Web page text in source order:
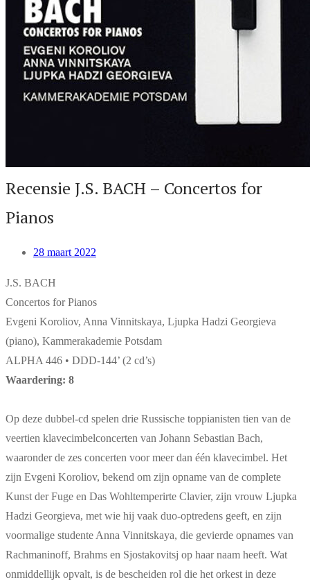
Recensie J.S. BACH – Concertos for
Pianos
28 maart 2022
J.S. BACH
Concertos for Pianos
Evgeni Koroliov, Anna Vinnitskaya, Ljupka Hadzi Georgieva
(piano), Kammerakademie Potsdam
ALPHA 446 • DDD-144’ (2 cd’s)
Waardering: 8
Op deze dubbel-cd spelen drie Russische toppianisten tien van de
veertien klavecimbelconcerten van Johann Sebastian Bach,
waaronder de zes concerten voor meer dan één klavecimbel. Het
zijn Evgeni Koroliov, bekend om zijn opname van de complete
Kunst der Fuge en Das Wohltemperirte Clavier, zijn vrouw Ljupka
Hadzi Georgieva, met wie hij vaak duo-optredens geeft, en zijn
voormalige studente Anna Vinnitskaya, die gevierde opnames van
Rachmaninoff, Brahms en Sjostakovitsj op haar naam heeft. Wat
onmiddellijk opvalt, is de bescheiden rol die het orkest in deze